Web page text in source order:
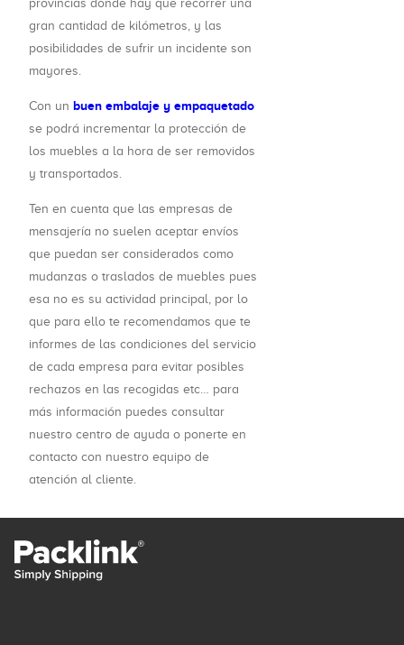
provincias donde hay que recorrer una
gran cantidad de kilómetros, y las
posibilidades de sufrir un incidente son
mayores.
Con un buen embalaje y empaquetado
se podrá incrementar la protección de
los muebles a la hora de ser removidos
y transportados.
Ten en cuenta que las empresas de
mensajería no suelen aceptar envíos
que puedan ser considerados como
mudanzas o traslados de muebles pues
esa no es su actividad principal, por lo
que para ello te recomendamos que te
informes de las condiciones del servicio
de cada empresa para evitar posibles
rechazos en las recogidas etc… para
más información puedes consultar
nuestro centro de ayuda o ponerte en
contacto con nuestro equipo de
atención al cliente.